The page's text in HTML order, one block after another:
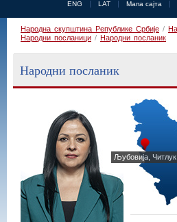
ENG LAT Мапа сајта
Народна скупштина Републике Србије /
Народни посланици / Народни посланик
Народни посланик
Љубовија, Читлук